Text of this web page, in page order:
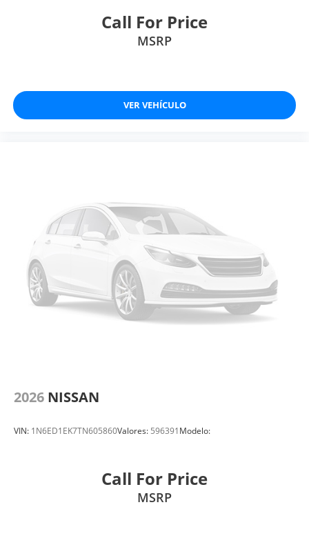
Call For Price
MSRP
VER VEHÍCULO
2026 NISSAN
VIN: 1N6ED1EK7TN605860Valores: 596391Modelo:
Call For Price
MSRP